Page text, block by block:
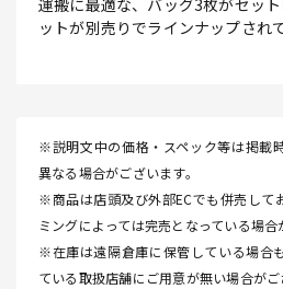
運搬に最適な、バッグ3枚がセッ
ットが別売りでラインナップされ
※説明文中の価格・スペック等は掲載
異なる場合がございます。
※商品は店頭及び外部ECでも併売して
ミングによっては完売となっている場合
※在庫は遠隔倉庫に保管している場合
ている取扱店舗にご用意が無い場合がご